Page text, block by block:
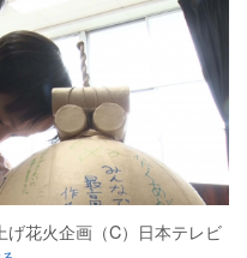
げ花火企画（C）日本テレビ